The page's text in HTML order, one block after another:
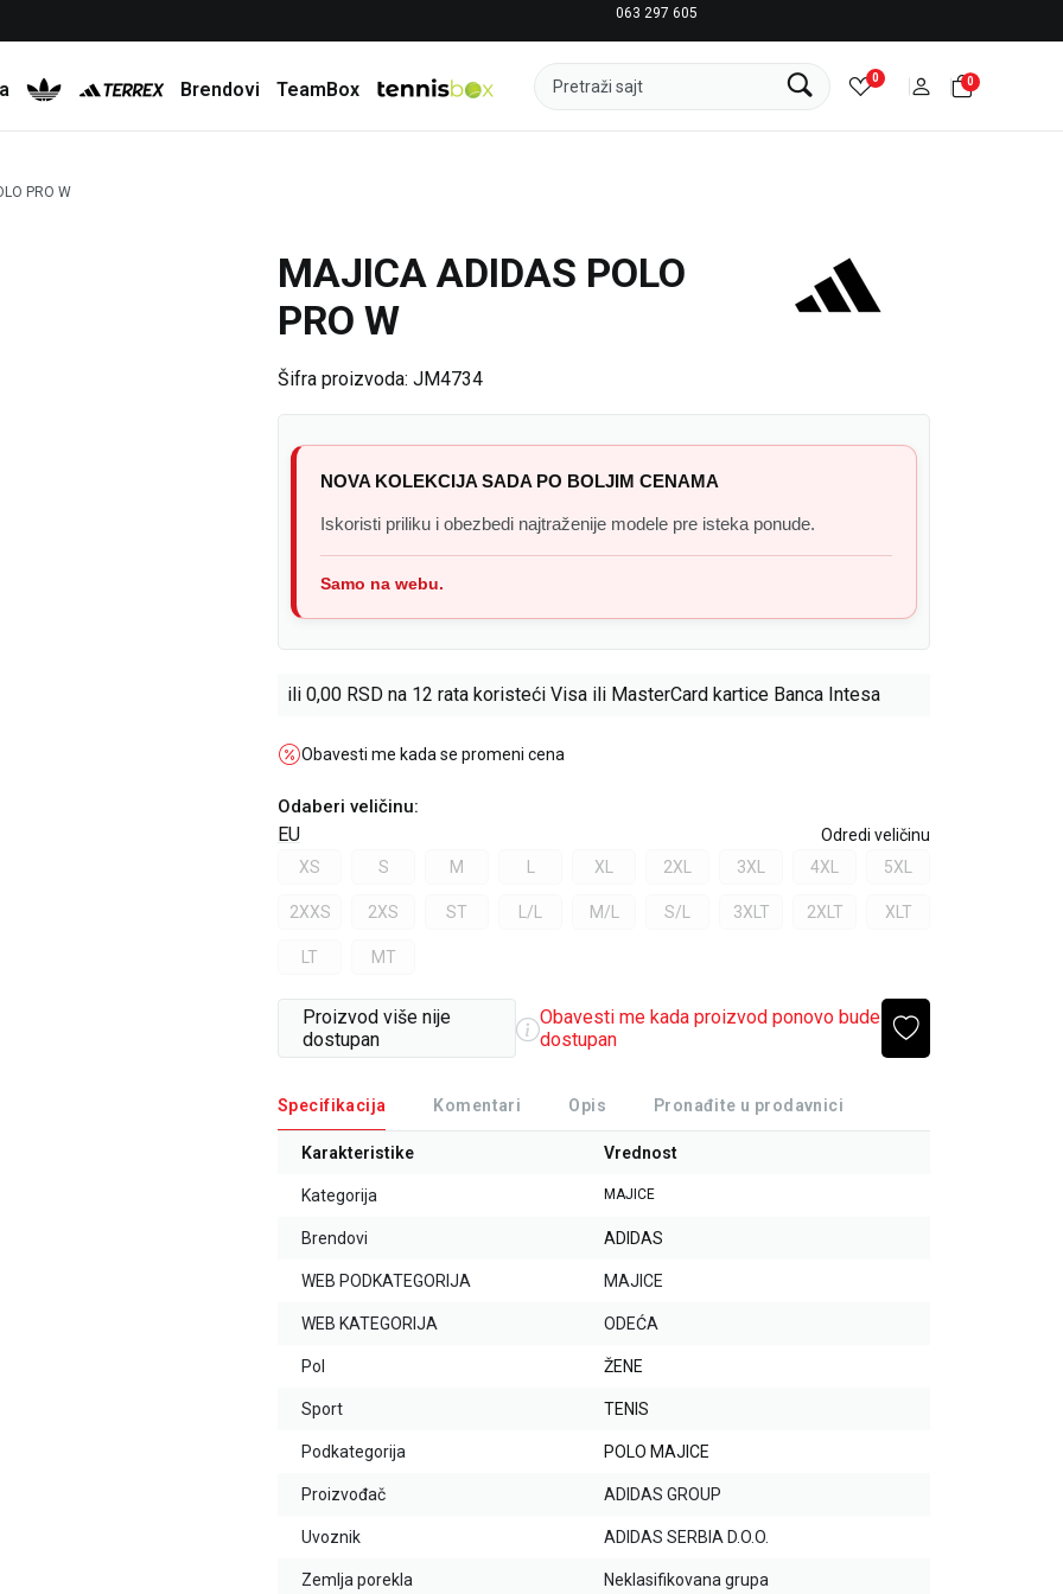
063 297 605
Brendovi TeamBox Pretraži sajt 0 0
PRO W
MAJICA ADIDAS POLO
PRO W
Šifra proizvoda: JM4734
NOVA KOLEKCIJA SADA PO BOLJIM CENAMA
Iskoristi priliku i obezbedi najtraženije modele pre isteka ponude.
Samo na webu.
ili 0,00 RSD na 12 rata koristeći Visa ili MasterCard kartice Banca Intesa
Obavesti me kada se promeni cena
Odaberi veličinu:
EU
Odredi veličinu
XS
S M XL 2XL 3XL 4XL 5XL
2XXS 2XS ST L/L M/L S/L 3XLT 2XLT XLT
LT MT
Proizvod više nije
dostupan
Obavesti me kada proizvod ponovo bude
dostupan
Specifikacija Komentari Opis Pronađite u prodavnici
Karakteristike Vrednost
Kategorija MAJICE
Brendovi ADIDAS
WEB PODKATEGORIJA MAJICE
WEB KATEGORIJA ODEĆA
Pol ŽENE
Sport TENIS
Podkategorija POLO MAJICE
Proizvođač ADIDAS GROUP
Uvoznik ADIDAS SERBIA D.O.O.
Zemlja porekla Neklasifikovana grupa